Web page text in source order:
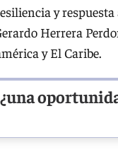
y
Herrera
y El Caribe.